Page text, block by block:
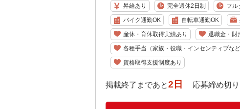
昇給あり 完全週休2日制 フル
バイク通勤OK 自転車通勤OK
産休・育休取得実績あり 退職金・財
各種手当（家族・役職・インセンティブな
資格取得支援制度あり
掲載終了まであと2日 応募締め切り